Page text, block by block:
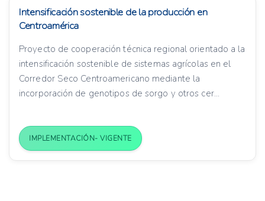
Intensificación sostenible de la producción en
Centroamérica
Proyecto de cooperación técnica regional orientado a la
intensificación sostenible de sistemas agrícolas en el
Corredor Seco Centroamericano mediante la
incorporación de genotipos de sorgo y otros cer...
IMPLEMENTACIÓN- VIGENTE